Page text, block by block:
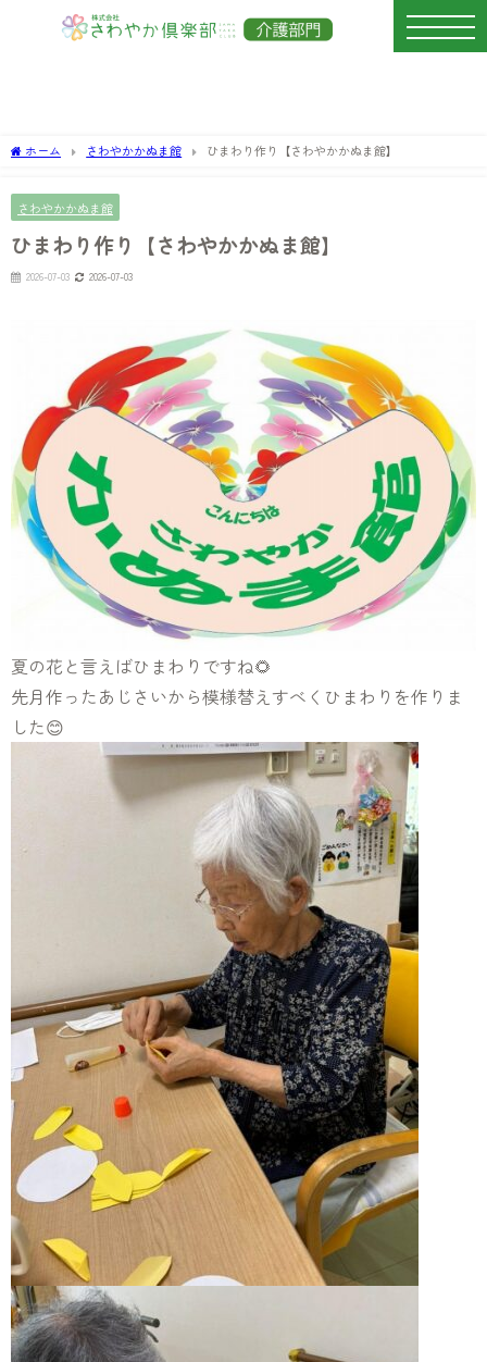
ホーム さわやかかぬま館 ひまわり作り【さわやかかぬま館】
さわやかかぬま館
ひまわり作り【さわやかかぬま館】
2026-07-03 2026-07-03
夏の花と言えばひまわりですね🌻
先月作ったあじさいから模様替えすべくひまわりを作りま
した😊